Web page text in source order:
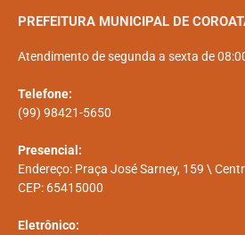
PREFEITURA MUNICIPAL DE
Atendimento de segunda a sexta de
Telefone:
(99) 98421-5650
Presencial:
Endereço: Praça José Sarney, 159 \
CEP: 65415000
Eletrônico: